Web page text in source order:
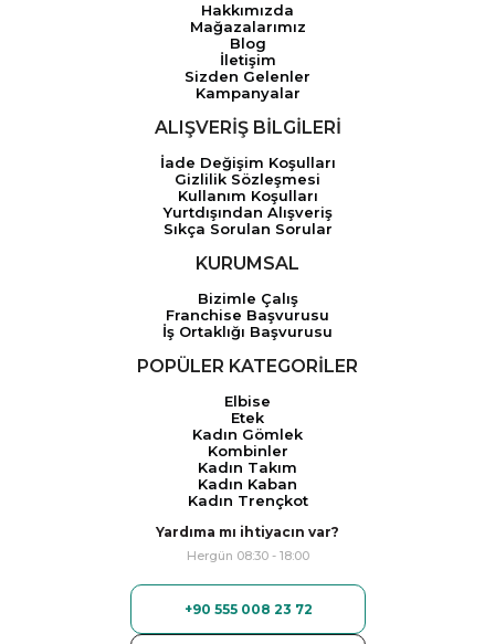
Hakkımızda
Mağazalarımız
Blog
İletişim
Sizden Gelenler
Kampanyalar
ALIŞVERİŞ BİLGİLERİ
İade Değişim Koşulları
Gizlilik Sözleşmesi
Kullanım Koşulları
Yurtdışından Alışveriş
Sıkça Sorulan Sorular
KURUMSAL
Bizimle Çalış
Franchise Başvurusu
İş Ortaklığı Başvurusu
POPÜLER KATEGORİLER
Elbise
Etek
Kadın Gömlek
Kombinler
Kadın Takım
Kadın Kaban
Kadın Trençkot
Yardıma mı ihtiyacın var?
Hergün 08:30 - 18:00
+90 555 008 23 72